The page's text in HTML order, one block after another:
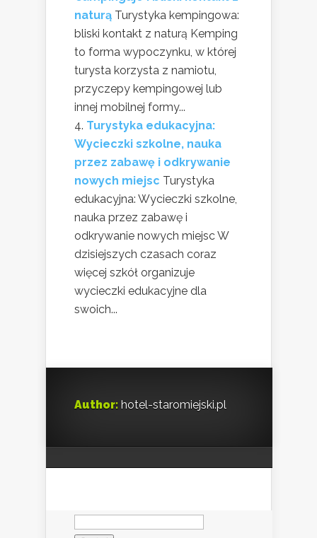
naturą Turystyka kempingowa:
bliski kontakt z naturą Kemping
to forma wypoczynku, w której
turysta korzysta z namiotu,
przyczepy kempingowej lub
innej mobilnej formy...
Turystyka edukacyjna:
Wycieczki szkolne, nauka
przez zabawę i odkrywanie
nowych miejsc Turystyka
edukacyjna: Wycieczki szkolne,
nauka przez zabawę i
odkrywanie nowych miejsc W
dzisiejszych czasach coraz
więcej szkół organizuje
wycieczki edukacyjne dla
swoich...
Author: hotel-staromiejski.pl
Szukaj: